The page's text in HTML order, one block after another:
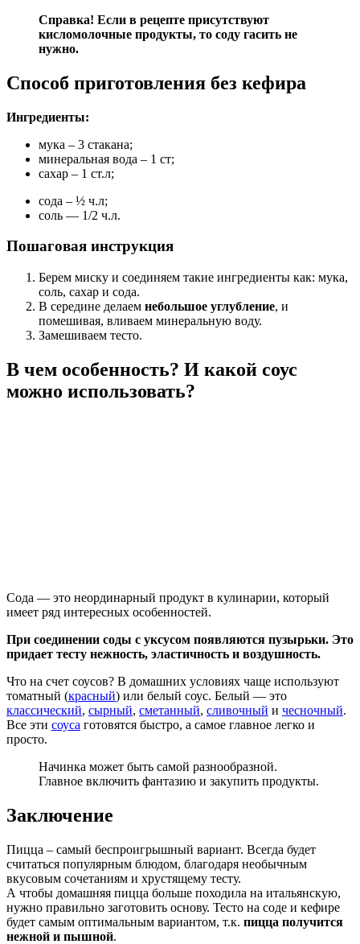
Справка! Если в рецепте присутствуют
кисломолочные продукты, то соду гасить не
нужно.
Способ приготовления без кефира
Ингредиенты:
мука – 3 стакана;
минеральная вода – 1 ст;
сахар – 1 ст.л;
сода – ½ ч.л;
соль — 1/2 ч.л.
Пошаговая инструкция
Берем миску и соединяем такие ингредиенты как: мука,
соль, сахар и сода.
В середине делаем небольшое углубление, и
помешивая, вливаем минеральную воду.
Замешиваем тесто.
В чем особенность? И какой соус
можно использовать?
Сода — это неординарный продукт в кулинарии, который
имеет ряд интересных особенностей.
При соединении соды с уксусом появляются пузырьки. Это
придает тесту нежность, эластичность и воздушность.
Что на счет соусов? В домашних условиях чаще используют
томатный (красный) или белый соус. Белый — это
классический, сырный, сметанный, сливочный и чесночный.
Все эти соуса готовятся быстро, а самое главное легко и
просто.
Начинка может быть самой разнообразной.
Главное включить фантазию и закупить продукты.
Заключение
Пицца – самый беспроигрышный вариант. Всегда будет
считаться популярным блюдом, благодаря необычным
вкусовым сочетаниям и хрустящему тесту.
А чтобы домашняя пицца больше походила на итальянскую,
нужно правильно заготовить основу. Тесто на соде и кефире
будет самым оптимальным вариантом, т.к. пицца получится
нежной и пышной.